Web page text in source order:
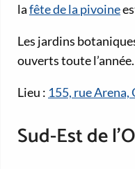
lafête de la pivoine
Les jardins
ouverts toute l’année.
Lieu : 155, rue Arena,
Sud-Est de